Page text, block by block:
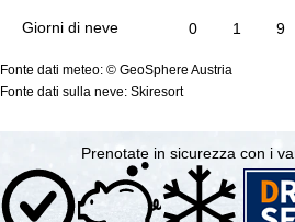
Giorni di neve 0 1 9
Fonte dati meteo: © GeoSphere Austria
Fonte dati sulla neve: Skiresort
Prenotate in sicurezza con i